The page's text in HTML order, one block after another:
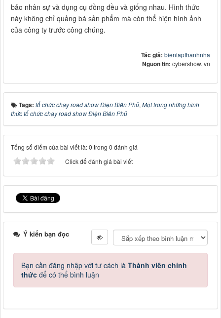
bảo nhân sự và dụng cụ đồng đều và giống nhau. Hình thức
này không chỉ quảng bá sản phẩm mà còn thể hiện hình ảnh
của công ty trước công chúng.
Tác giả: bientapthanhnha
Nguồn tin: cybershow. vn
Tags: tổ chức chạy road show Điện Biên Phủ, Một trong những hình
thức tổ chức chạy road show Điện Biên Phủ
Tổng số điểm của bài viết là: 0 trong 0 đánh giá
Click để đánh giá bài viết
Ý kiến bạn đọc
Bạn cần đăng nhập với tư cách là Thành viên chính
thức để có thể bình luận